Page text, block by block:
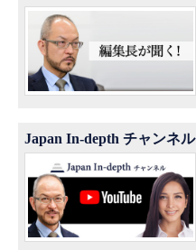
Japan In-depth チャンネル